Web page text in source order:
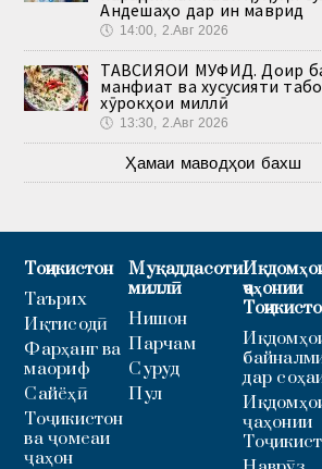
Андешаҳо дар ин маврид
🕔 14:00, 2.Авг 2026
ТАВСИЯҲОИ МУФИД. Доир
манфиат ва хусусияти
хӯрокҳои миллӣ
🕔 13:30, 2.Авг 2026
Ҳамаи маводҳои бахш
Тоҷикистон
Таърих
Иқтисодӣ
Фарҳанг ва
маориф
Сайёҳӣ
Тоҷикистон
ва ҷомеаи
ҷаҳон
Муқаддасоти
миллӣ
Нишон
Парчам
Суруд
Пул
ҷаҳонии
дар
ҷаҳонии